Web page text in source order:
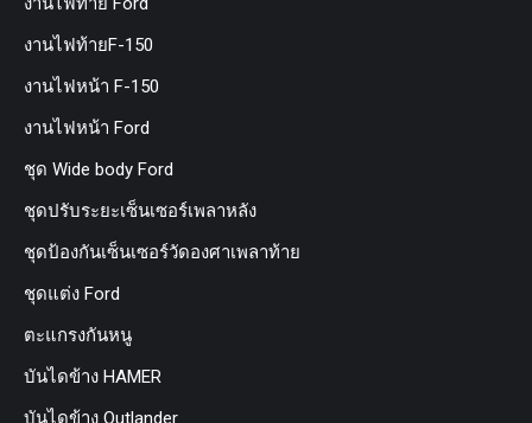
งานไฟท้ายF-150
งานไฟหน้า F-150
งานไฟหน้า Ford
ชุด Wide body Ford
ชุดปรับระยะเซ็นเซอร์เพลาหลัง
ชุดป้องกันเซ็นเซอร์วัดองศาเพลาท้าย
ชุดแต่ง Ford
ตะแกรงกันหนู
บันไดข้าง HAMER
บันไดข้าง Outlander